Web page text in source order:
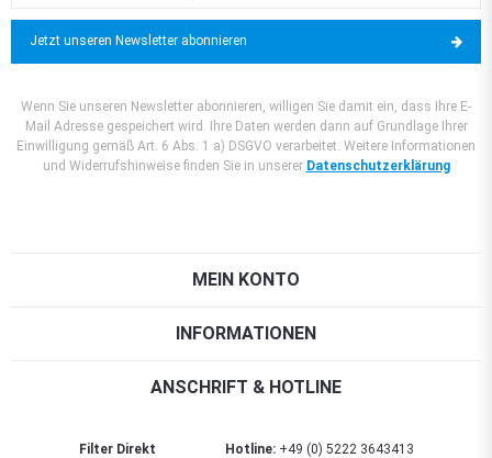
Jetzt unseren Newsletter abonnieren
Wenn Sie unseren Newsletter abonnieren, willigen Sie damit ein, dass Ihre E-
Mail Adresse gespeichert wird. Ihre Daten werden dann auf Grundlage Ihrer
Einwilligung gemäß Art. 6 Abs. 1 a) DSGVO verarbeitet. Weitere Informationen
und Widerrufshinweise finden Sie in unserer Datenschutzerklärung
MEIN KONTO
INFORMATIONEN
ANSCHRIFT & HOTLINE
Filter Direkt Hotline:+49 (0) 5222 3643413